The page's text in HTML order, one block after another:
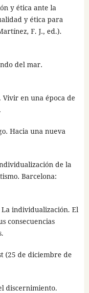
y ética ante la
y ética para
F. J., ed.).
del mar.
Vivir en una época de
Hacia una nueva
de la
Barcelona:
La individualización. El
consecuencias
(25 de diciembre de
discernimiento.